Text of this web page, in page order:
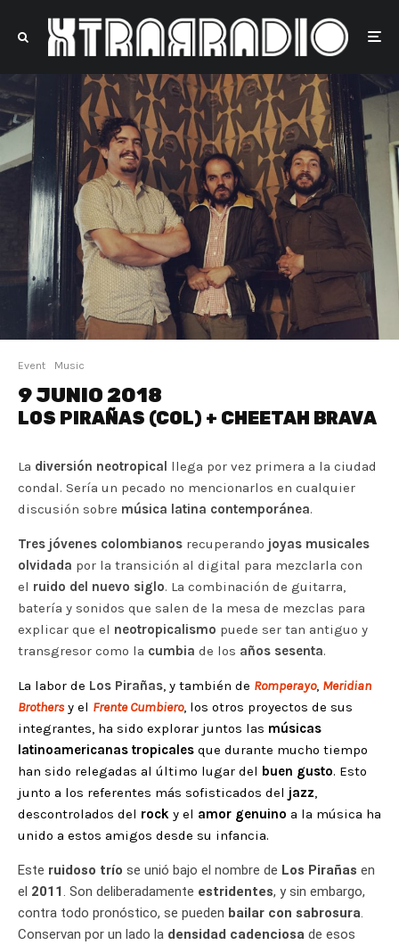
Event Music
9 JUNIO 2018
LOS PIRAÑAS (COL) + CHEETAH BRAVA
La diversión neotropical llega por vez primera a la ciudad
condal. Sería un pecado no mencionarlos en cualquier
discusión sobre música latina contemporánea.
Tres jóvenes colombianos recuperando joyas musicales
olvidada por la transición al digital para mezclarla con
el ruido del nuevo siglo. La combinación de guitarra,
batería y sonidos que salen de la mesa de mezclas para
explicar que el neotropicalismo puede ser tan antiguo y
transgresor como la cumbia de los años sesenta.
La labor de Los Pirañas, y también de Romperayo, Meridian
Brothersy el Frente Cumbiero, los otros proyectos de sus
integrantes, ha sido explorar juntos las músicas
latinoamericanas tropicales que durante mucho tiempo
han sido relegadas al último lugar del buen gusto. Esto
junto a los referentes más sofisticados del jazz,
descontrolados del rock y el amor genuino a la música ha
unido a estos amigos desde su infancia.
Este ruidoso trío se unió bajo el nombre de Los Pirañas en
el 2011. Son deliberadamente estridentes, y sin embargo,
contra todo pronóstico, se pueden bailar con sabrosura.
Conservan por un lado la densidad cadenciosa de esos